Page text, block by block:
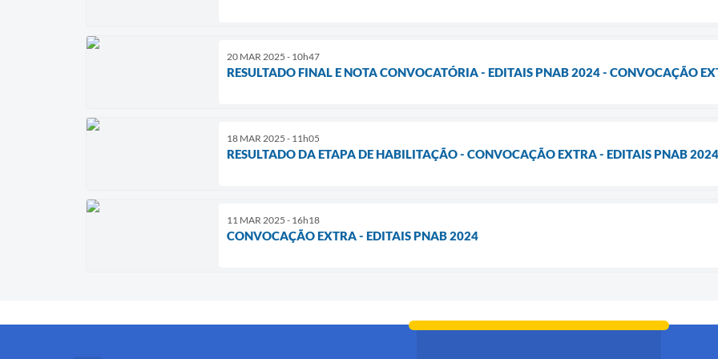
20 MAR 2025 - 10h47
RESULTADO FINAL E NOTA CONVOCATÓRIA - EDITAIS PNAB 2024 - CONVOCAÇÃO
18 MAR 2025 - 11h05
RESULTADO DA ETAPA DE HABILITAÇÃO - CONVOCAÇÃO EXTRA - EDITAIS PNAB 2024
11 MAR 2025 - 16h18
CONVOCAÇÃO EXTRA - EDITAIS PNAB 2024